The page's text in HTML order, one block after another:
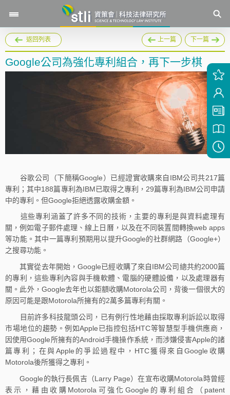
返回列表 上一篇 下一篇
Google公司為強化專利組合，再下一步棋
谷歌公司（下簡稱Google）已經證實收購來自IBM公司共217篇
專利；其中188篇專利為IBM已取得之專利，29篇專利為IBM公司申請
中的專利。但Google拒絕透露收購金額。
這些專利涵蓋了許多不同的技術，主要的專利是與資料處理有
關，例如電子郵件處理、線上日曆，以及在不同裝置間轉換web apps
等功能。其中一篇專利預期用以提升Google的社群網路（Google+）
之搜尋功能。
其實從去年開始，Google已經收購了來自IBM公司總共約2000篇
的專利，這些專利內容與手機軟體、電腦的硬體設備，以及處理器有
關。此外，Google去年也以鉅額收購Motorola公司，背後一個很大的
原因可能是跟Motorola所擁有的2萬多篇專利有關。
目前許多科技龍頭公司，已有例行性地藉由採取專利訴訟以取得
市場地位的趨勢。例如Apple已指控包括HTC等智慧型手機供應商，
因使用Google所擁有的Android手機操作系統，而涉嫌侵害Apple的諸
篇專利；在與Apple的爭訟過程中，HTC獲得來自Google收購
Motorola後所獲得之專利。
Google的執行長佩吉（Larry Page）在宣布收購Motorola時曾經
表示，藉由收購Motorola可強化Google的專利組合（patent